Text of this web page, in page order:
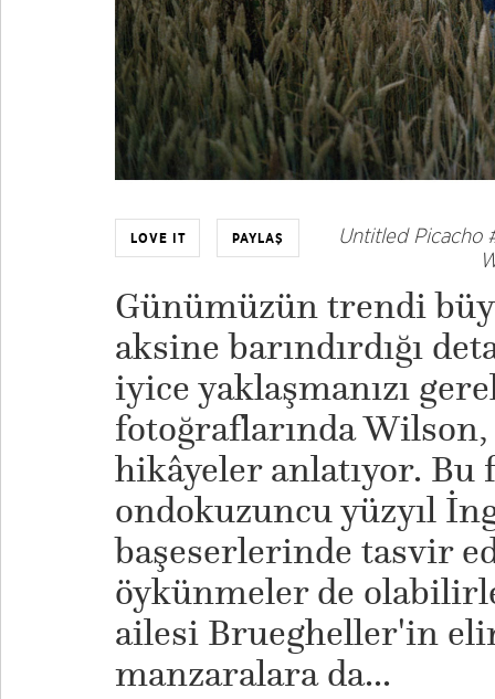
LOVE IT PAYLAŞ
Untitled Picacho
Günümüzün trendi
aksine barındırdığı
iyice yaklaşmanızı
fotoğraflarında Wilson,
hikâyeler anlatıyor. Bu
ondokuzuncu yüzyıl
başeserlerinde tasvir
öykünmeler de
ailesi Bruegheller'in
manzaralara da...